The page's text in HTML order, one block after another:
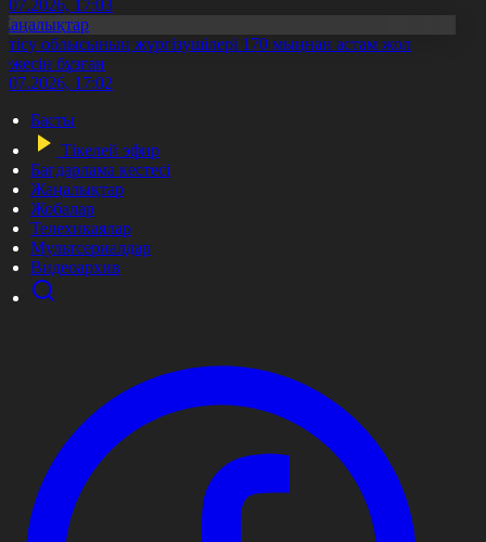
17:03
облысының жүргізушілері 170 мыңнан астам жол
бұзған
17:02
Басты
Тікелей эфир
Бағдарлама кестесі
Жаңалықтар
Жобалар
Телехикаялар
Мультсериалдар
Видеоархив